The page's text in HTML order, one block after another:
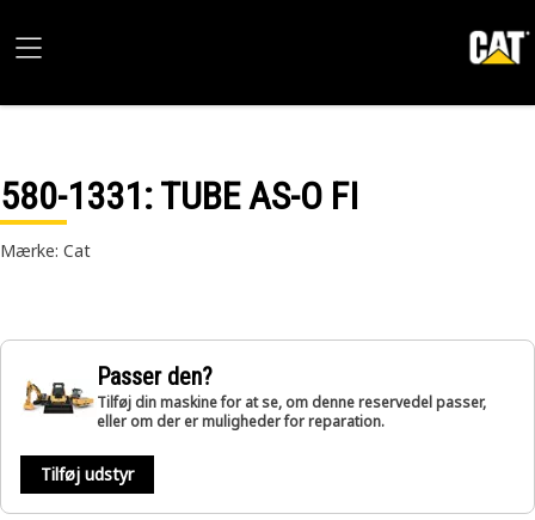
580-1331: TUBE AS-O FI
Mærke: Cat
Passer den?
Tilføj din maskine for at se, om denne reservedel passer,
eller om der er muligheder for reparation.
Tilføj udstyr